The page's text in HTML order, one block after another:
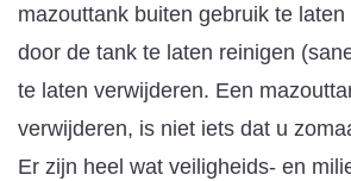
mazouttank buiten gebruik te
door de tank te laten reinigen
te laten verwijderen. Een
verwijderen, is niet iets dat u
Er zijn heel wat veiligheids- en